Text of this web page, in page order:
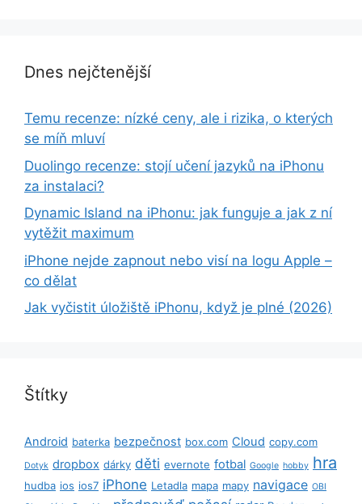
Dnes nejčtenější
Temu recenze: nízké ceny, ale i rizika, o kterých
se míň mluví
Duolingo recenze: stojí učení jazyků na iPhonu
za instalaci?
Dynamic Island na iPhonu: jak funguje a jak z ní
vytěžit maximum
iPhone nejde zapnout nebo visí na logu Apple –
co dělat
Jak vyčistit úložiště iPhonu, když je plné (2026)
Štítky
Android baterka bezpečnost box.com Cloud copy.com
Dotyk dropbox dárky děti evernote fotbal Google hobby hra
hudba ios ios7 iPhone Letadla mapa mapy navigace OBI